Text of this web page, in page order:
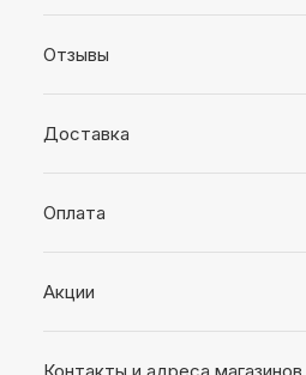
Отзывы
Доставка
Оплата
Акции